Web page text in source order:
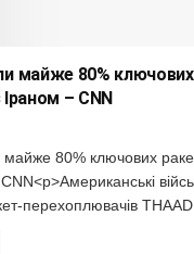
майже 80% ключових
Іраном – CNN
80% ключових
перехоплювачів